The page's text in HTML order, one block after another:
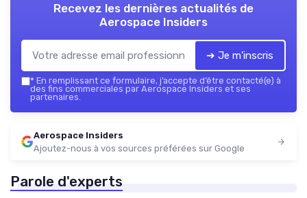
Recevez les dernières actualités de
Aerospace Insiders
➔ Je m'inscris
* En remplissant ce formulaire, j’accepte d’être contacté(e) à
des fins commerciales par Aerospace Insiders et ses
partenaires.
Aerospace Insiders
Ajoutez-nous à vos sources préférées sur Google
Parole d'experts